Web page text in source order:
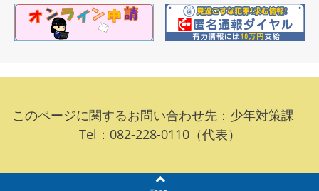
このページに関するお問い合わせ先：少年対策課
Tel：082-228-0110（代表）